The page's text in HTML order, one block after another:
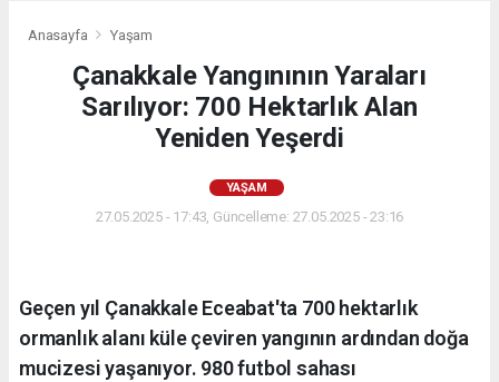
Anasayfa Yaşam
Çanakkale Yangınının Yaraları
Sarılıyor: 700 Hektarlık Alan
Yeniden Yeşerdi
YAŞAM
27.05.2025 - 17:43, Güncelleme: 27.05.2025 - 23:16
Geçen yıl Çanakkale Eceabat'ta 700 hektarlık
ormanlık alanı küle çeviren yangının ardından doğa
mucizesi yaşanıyor. 980 futbol sahası